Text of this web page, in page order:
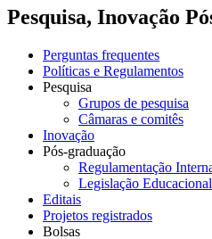
Pesquisa, Inovação
Perguntas frequentes
Políticas e Regulamentos
Pesquisa
Grupos de pesquisa
Câmaras e comitês
Inovação
Pós-graduação
Regulamentação
Legislação Educacional
Editais
Projetos registrados
Bolsas